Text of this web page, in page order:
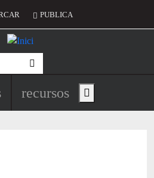
del compte d'usuari
PUBLICA
principal de
recursos Show main menu